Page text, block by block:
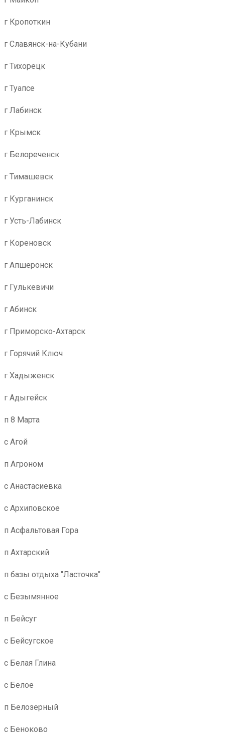
г Кропоткин
г Славянск-на-Кубани
г Тихорецк
г Туапсе
г Лабинск
г Крымск
г Белореченск
г Тимашевск
г Курганинск
г Усть-Лабинск
г Кореновск
г Апшеронск
г Гулькевичи
г Абинск
г Приморско-Ахтарск
г Горячий Ключ
г Хадыженск
г Адыгейск
п 8 Марта
с Агой
п Агроном
с Анастасиевка
с Архиповское
п Асфальтовая Гора
п Ахтарский
п базы отдыха "Ласточка"
с Безымянное
п Бейсуг
с Бейсугское
с Белая Глина
с Белое
п Белозерный
с Беноково